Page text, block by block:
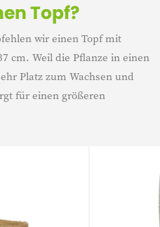
Topf?
wir einen Topf mit
cm. Weil die Pflanze in einen
Platz zum Wachsen und
für einen größeren